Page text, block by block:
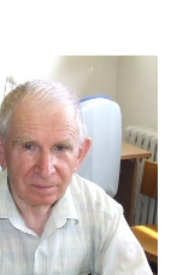
сабой права
кіравацца